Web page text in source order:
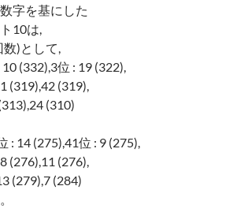
字を基にした
10は,
)として,
(332),3位 : 19 (322),
(319),42 (319),
(310)
: 14 (275),41位 : 9 (275),
(276),11 (276),
(279),7 (284)